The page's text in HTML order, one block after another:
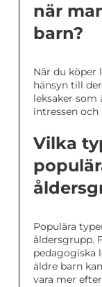
när
barn?
När du köper
hänsyn till
leksaker som
intressen och
Vilka
Populära
åldersgrupp.
pedagogiska
äldre barn
vara mer